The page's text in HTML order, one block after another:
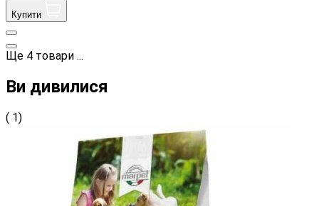
Купити
Ще 4 товари ...
Ви дивилися
( 1)